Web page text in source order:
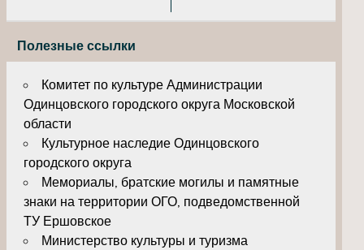
Полезные ссылки
Комитет по культуре Администрации
Одинцовского городского округа Московской
области
Культурное наследие Одинцовского
городского округа
Мемориалы, братские могилы и памятные
знаки на территории ОГО, подведомственной
ТУ Ершовское
Министерство культуры и туризма